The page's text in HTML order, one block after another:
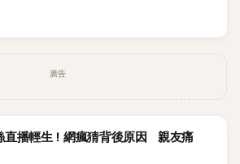
妻。近日，星首度公開當年決定嫁給
廣告
直播輕生！網瘋猜背後原因 親友痛